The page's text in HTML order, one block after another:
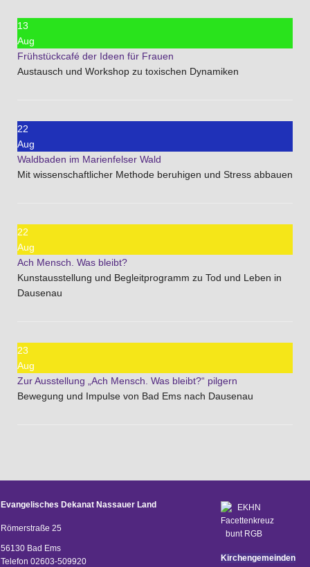
13
Aug
Frühstückcafé der Ideen für Frauen
Austausch und Workshop zu toxischen Dynamiken
22
Aug
Waldbaden im Marienfelser Wald
Mit wissenschaftlicher Methode beruhigen und Stress abbauen
22
Aug
Ach Mensch. Was bleibt?
Kunstausstellung und Begleitprogramm zu Tod und Leben in
Dausenau
23
Aug
Zur Ausstellung „Ach Mensch. Was bleibt?“ pilgern
Bewegung und Impulse von Bad Ems nach Dausenau
Evangelisches Dekanat Nassauer Land
Römerstraße 25
56130 Bad Ems
Telefon 02603-509920
Kirchengemeinden